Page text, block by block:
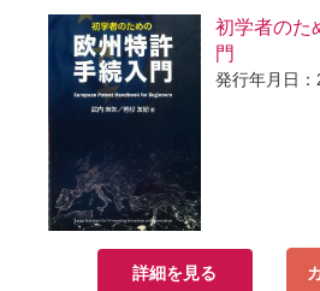
初学者のた
門
発行年月日
詳細を見る